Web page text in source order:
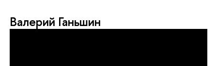
Валерий Ганьшин